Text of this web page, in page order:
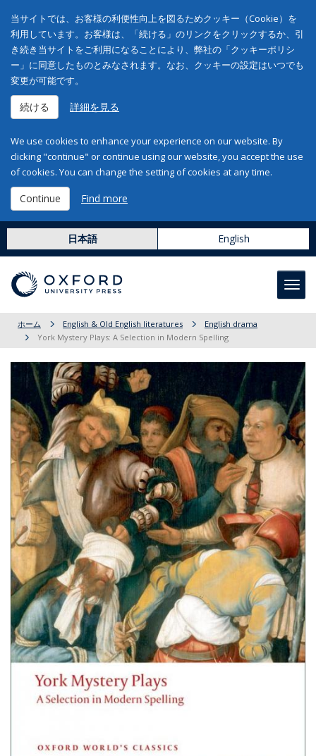
当サイトでは、お客様の利便性向上を図るためクッキー（Cookie）を
利用しています。お客様は、「続ける」のリンクをクリックするか、引
き続き当サイトをご利用になることにより、弊社の「クッキーポリシ
ー」に同意したものとみなされます。なお、クッキーの設定はいつでも
変更が可能です。
続ける 詳細を見る
We use cookies to enhance your experience on our website. By
clicking "continue" or continue using our website, you accept the use
of cookies. You can change the setting of cookies at any time.
Continue Find more
日本語 English
ホーム English & Old English literatures
English drama
York Mystery Plays: A Selection in Modern Spelling